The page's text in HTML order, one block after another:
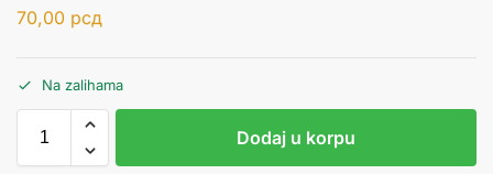
70,00 рсд
Na zalihama
Dodaj u korpu